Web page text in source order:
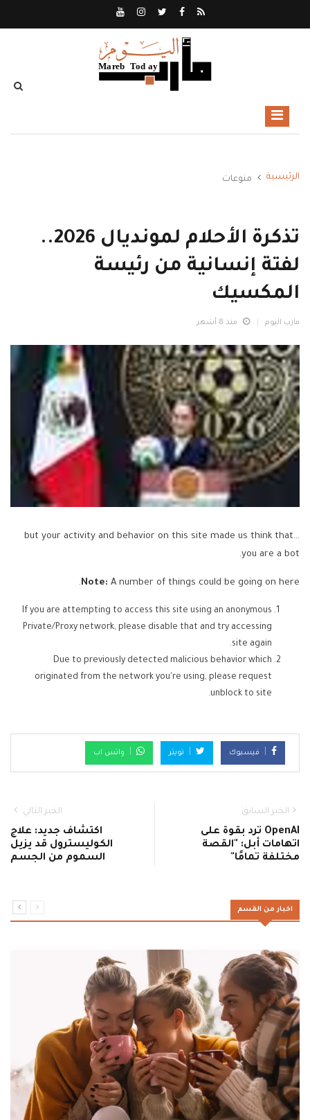
الرئيسية منوعات
تذكرة الأحلام لمونديال 2026..
لفتة إنسانية من رئيسة
المكسيك
مارب اليوم منذ 8 أشهر
...but your activity and behavior on this site made us think that
you are a bot.
Note: A number of things could be going on here.
If you are attempting to access this site using an anonymous
Private/Proxy network, please disable that and try accessing
site again.
Due to previously detected malicious behavior which
originated from the network you're using, please request
unblock to site.
فيسبوك تويتر واتس اب
الخبر السابق
OpenAI ترد بقوة على
اتهامات أبل: "القصة
مختلفة تمامًا"
الخبر التالي
اكتشاف جديد: علاج
الكوليسترول قد يزيل
السموم من الجسم
اخبار من القسم